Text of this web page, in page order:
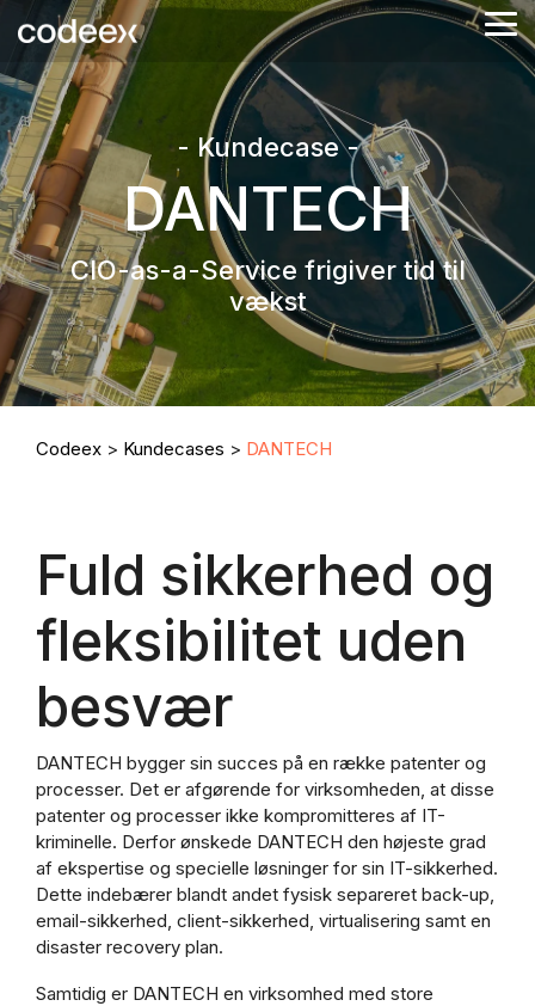
to
main
content.
- Kundecase -
DANTECH
CIO-as-a-Service frigiver tid til
vækst
Codeex > Kundecases > DANTECH
Fuld sikkerhed og
fleksibilitet uden
besvær
DANTECH bygger sin succes på en række patenter og
processer. Det er afgørende for virksomheden, at disse
patenter og processer ikke kompromitteres af IT-
kriminelle. Derfor ønskede DANTECH den højeste grad
af ekspertise og specielle løsninger for sin IT-sikkerhed.
Dette indebærer blandt andet fysisk separeret back-up,
email-sikkerhed, client-sikkerhed, virtualisering samt en
disaster recovery plan.
Samtidig er DANTECH en virksomhed med store